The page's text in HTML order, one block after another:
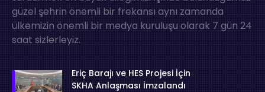
güzel şehrin önemli bir frekansı aynı zamanda
ülkemizin önemli bir medya kuruluşu olarak 7 gün 24
saat sizlerleyiz.
Eriç Barajı ve HES Projesi İçin
SKHA Anlaşması İmzalandı